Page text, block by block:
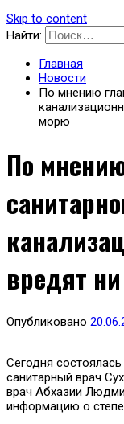
Skip to content
Найти:
Главная
Новости
По мнению
морю
По
вредят
Опубликовано
Сегодня
санитарный врач
врач Абхазии
информацию о